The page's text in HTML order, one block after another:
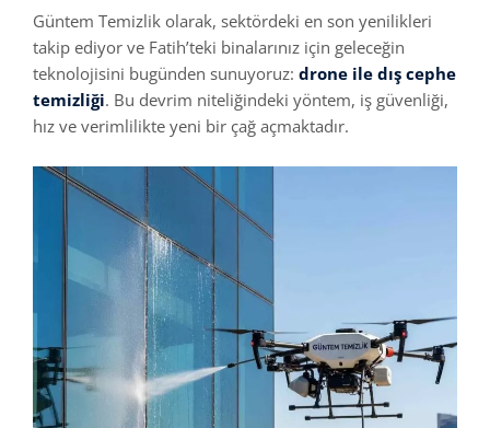
Güntem Temizlik olarak, sektördeki en son yenilikleri
takip ediyor ve Fatih’teki binalarınız için geleceğin
teknolojisini bugünden sunuyoruz: drone ile dış cephe
temizliği. Bu devrim niteliğindeki yöntem, iş güvenliği,
hız ve verimlilikte yeni bir çağ açmaktadır.